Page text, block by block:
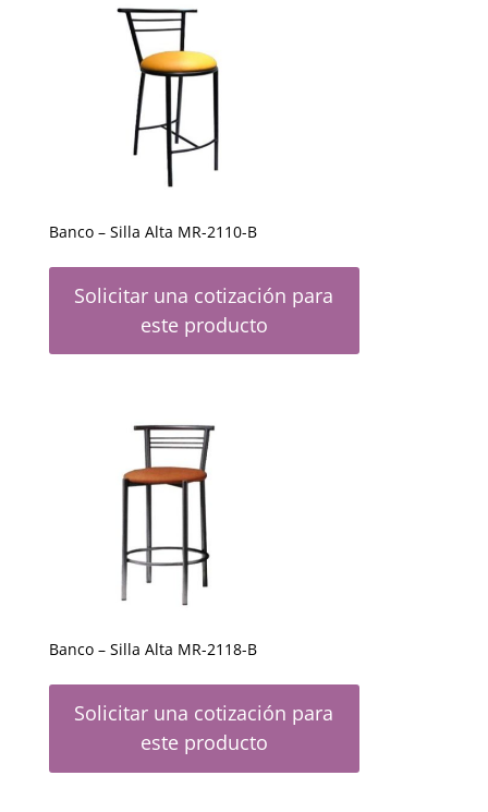
Banco – Silla Alta MR-2110-B
Solicitar una cotización para
este producto
Banco – Silla Alta MR-2118-B
Solicitar una cotización para
este producto